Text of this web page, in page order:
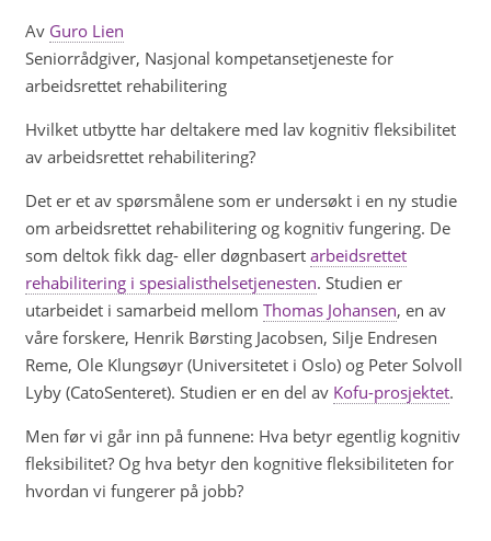
Av Guro Lien
Seniorrådgiver, Nasjonal kompetansetjeneste for
arbeidsrettet rehabilitering
Hvilket utbytte har deltakere med lav kognitiv fleksibilitet
av arbeidsrettet rehabilitering?
Det er et av spørsmålene som er undersøkt i en ny studie
om arbeidsrettet rehabilitering og kognitiv fungering. De
som deltok fikk dag- eller døgnbasert arbeidsrettet
rehabilitering i spesialisthelsetjenesten. Studien er
utarbeidet i samarbeid mellom Thomas Johansen, en av
våre forskere, Henrik Børsting Jacobsen, Silje Endresen
Reme, Ole Klungsøyr (Universitetet i Oslo) og Peter Solvoll
Lyby (CatoSenteret). Studien er en del av Kofu-prosjektet.
Men før vi går inn på funnene: Hva betyr egentlig kognitiv
fleksibilitet? Og hva betyr den kognitive fleksibiliteten for
hvordan vi fungerer på jobb?